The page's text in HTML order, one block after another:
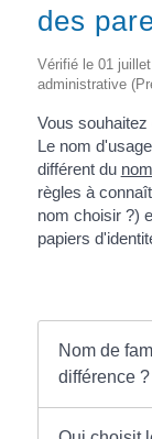
des
Vérifié le 01
administrative
Vous souhaitez
Le nom
différent du
règles à
nom choisir ?)
papiers
Nom de
différence ?